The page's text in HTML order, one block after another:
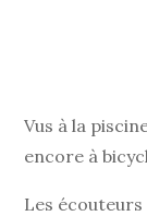
Vus à la
encore à
Les